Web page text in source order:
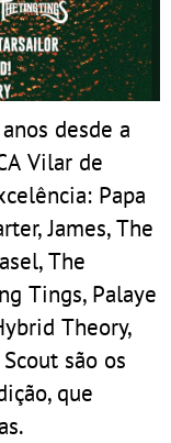
desde a
Vilar de
Papa
James, The
The
Tings, Palaye
Theory,
são os
que